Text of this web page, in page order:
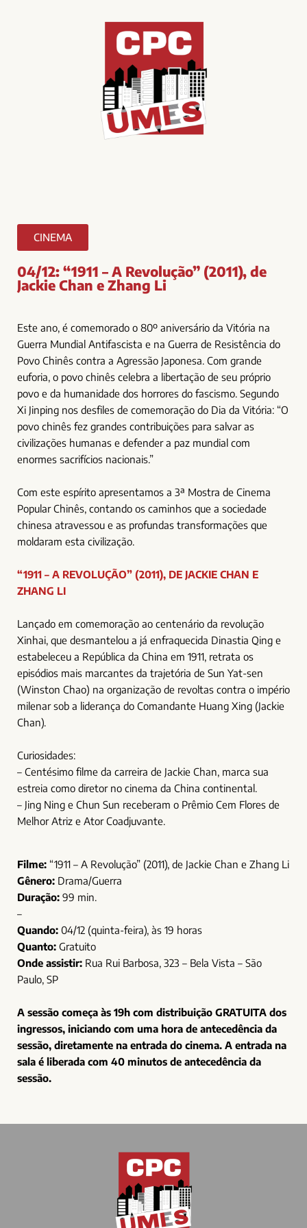
CINEMA
04/12: “1911 – A Revolução” (2011), de
Jackie Chan e Zhang Li
Este ano, é comemorado o 80º aniversário da Vitória na
Guerra Mundial Antifascista e na Guerra de Resistência do
Povo Chinês contra a Agressão Japonesa. Com grande
euforia, o povo chinês celebra a libertação de seu próprio
povo e da humanidade dos horrores do fascismo. Segundo
Xi Jinping nos desfiles de comemoração do Dia da Vitória: “O
povo chinês fez grandes contribuições para salvar as
civilizações humanas e defender a paz mundial com
enormes sacrifícios nacionais.”
Com este espírito apresentamos a 3ª Mostra de Cinema
Popular Chinês, contando os caminhos que a sociedade
chinesa atravessou e as profundas transformações que
moldaram esta civilização.
“1911 – A REVOLUÇÃO” (2011), DE JACKIE CHAN E
ZHANG LI
Lançado em comemoração ao centenário da revolução
Xinhai, que desmantelou a já enfraquecida Dinastia Qing e
estabeleceu a República da China em 1911, retrata os
episódios mais marcantes da trajetória de Sun Yat-sen
(Winston Chao) na organização de revoltas contra o império
milenar sob a liderança do Comandante Huang Xing (Jackie
Chan).
Curiosidades:
– Centésimo filme da carreira de Jackie Chan, marca sua
estreia como diretor no cinema da China continental.
– Jing Ning e Chun Sun receberam o Prêmio Cem Flores de
Melhor Atriz e Ator Coadjuvante.
Filme: “1911 – A Revolução” (2011), de Jackie Chan e Zhang Li
Gênero: Drama/Guerra
Duração: 99 min.
–
Quando: 04/12 (quinta-feira), às 19 horas
Quanto: Gratuito
Onde assistir: Rua Rui Barbosa, 323 – Bela Vista – São
Paulo, SP
A sessão começa às 19h com distribuição GRATUITA dos
ingressos, iniciando com uma hora de antecedência da
sessão, diretamente na entrada do cinema. A entrada na
sala é liberada com 40 minutos de antecedência da
sessão.